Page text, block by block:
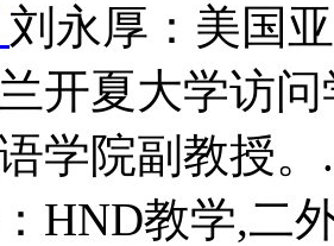
刘永厚：美国
开夏大学访
学院副教授。
HND教学,二